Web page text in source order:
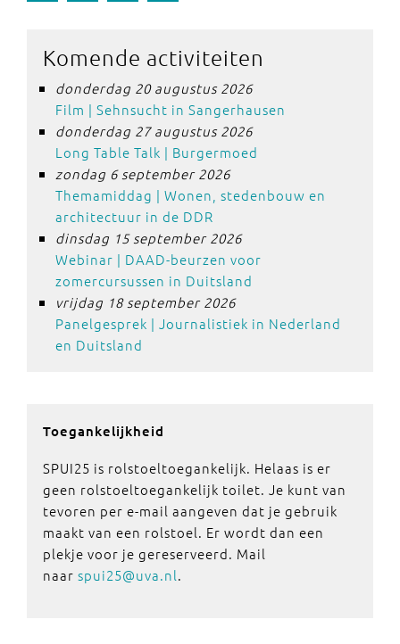
Komende activiteiten
donderdag 20 augustus 2026
Film | Sehnsucht in Sangerhausen
donderdag 27 augustus 2026
Long Table Talk | Burgermoed
zondag 6 september 2026
Themamiddag | Wonen, stedenbouw en
architectuur in de DDR
dinsdag 15 september 2026
Webinar | DAAD-beurzen voor
zomercursussen in Duitsland
vrijdag 18 september 2026
Panelgesprek | Journalistiek in Nederland
en Duitsland
Toegankelijkheid
SPUI25 is rolstoeltoegankelijk. Helaas is er
geen rolstoeltoegankelijk toilet. Je kunt van
tevoren per e-mail aangeven dat je gebruik
maakt van een rolstoel. Er wordt dan een
plekje voor je gereserveerd. Mail
naar spui25@uva.nl.